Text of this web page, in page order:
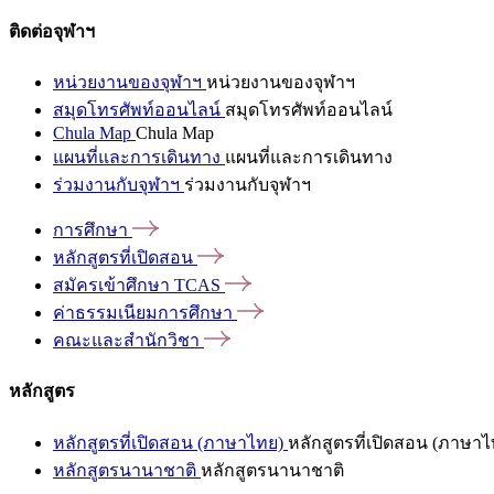
ติดต่อจุฬาฯ
หน่วยงานของจุฬาฯ หน่วยงานของจุฬาฯ
สมุดโทรศัพท์ออนไลน์ สมุดโทรศัพท์ออนไลน์
Chula Map Chula Map
แผนที่และการเดินทาง แผนที่และการเดินทาง
ร่วมงานกับจุฬาฯ ร่วมงานกับจุฬาฯ
การศึกษา
หลักสูตรที่เปิดสอน
สมัครเข้าศึกษา TCAS
ค่าธรรมเนียมการศึกษา
คณะและสำนักวิชา
หลักสูตร
หลักสูตรที่เปิดสอน (ภาษาไทย) หลักสูตรที่เปิดสอน (ภาษาไ
หลักสูตรนานาชาติ หลักสูตรนานาชาติ